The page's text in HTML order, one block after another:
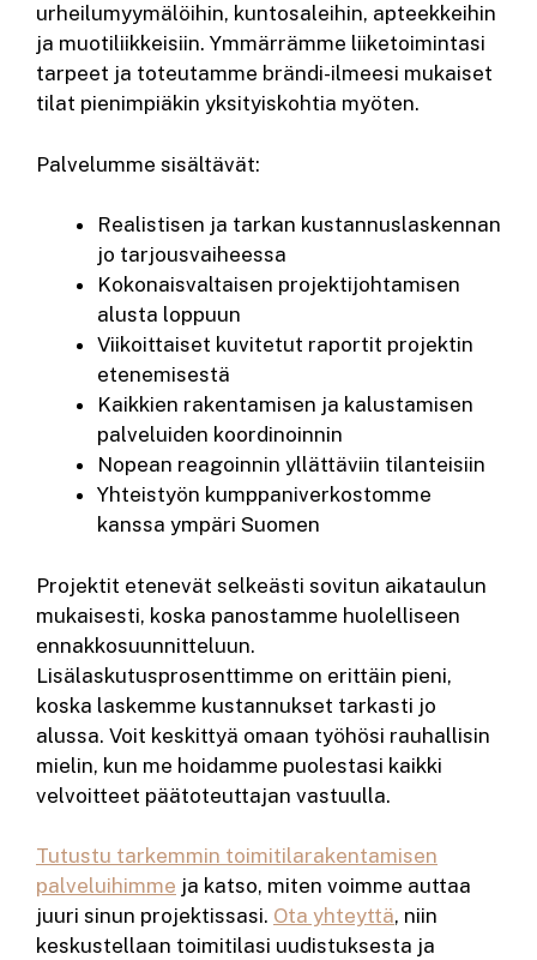
urheilumyymälöihin, kuntosaleihin, apteekkeihin
ja muotiliikkeisiin. Ymmärrämme liiketoimintasi
tarpeet ja toteutamme brändi-ilmeesi mukaiset
tilat pienimpiäkin yksityiskohtia myöten.
Palvelumme sisältävät:
Realistisen ja tarkan kustannuslaskennan
jo tarjousvaiheessa
Kokonaisvaltaisen projektijohtamisen
alusta loppuun
Viikoittaiset kuvitetut raportit projektin
etenemisestä
Kaikkien rakentamisen ja kalustamisen
palveluiden koordinoinnin
Nopean reagoinnin yllättäviin tilanteisiin
Yhteistyön kumppaniverkostomme
kanssa ympäri Suomen
Projektit etenevät selkeästi sovitun aikataulun
mukaisesti, koska panostamme huolelliseen
ennakkosuunnitteluun.
Lisälaskutusprosenttimme on erittäin pieni,
koska laskemme kustannukset tarkasti jo
alussa. Voit keskittyä omaan työhösi rauhallisin
mielin, kun me hoidamme puolestasi kaikki
velvoitteet päätoteuttajan vastuulla.
Tutustu tarkemmin toimitilarakentamisen
palveluihimme ja katso, miten voimme auttaa
juuri sinun projektissasi. Ota yhteyttä, niin
keskustellaan toimitilasi uudistuksesta ja